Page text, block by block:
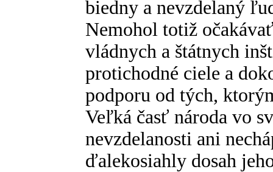
biedny a nevzdelaný
Nemohol totiž
vládnych a štátnych
protichodné ciele a
podporu od tých,
Veľká časť národa vo
nevzdelanosti ani
ďalekosiahly dosah